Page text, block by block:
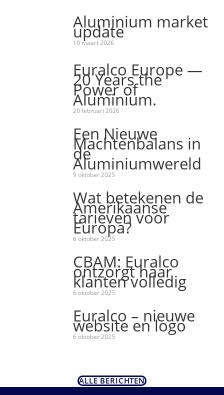
Aluminium market
update
10 maart 2026
Euralco Europe —
20 Years the
Power of
Aluminium.
20 februari 2026
Een Nieuwe
Machtenbalans in
de
Aluminiumwereld
9 oktober 2025
Wat betekenen de
Amerikaanse
tarieven voor
Europa?
6 oktober 2025
CBAM: Euralco
ontzorgt haar
klanten volledig
6 oktober 2025
Euralco – nieuwe
website en logo
6 oktober 2025
ALLE BERICHTEN